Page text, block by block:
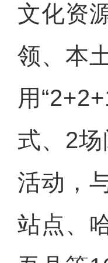
文化资
领、本
用
式、2
活动，
站点、